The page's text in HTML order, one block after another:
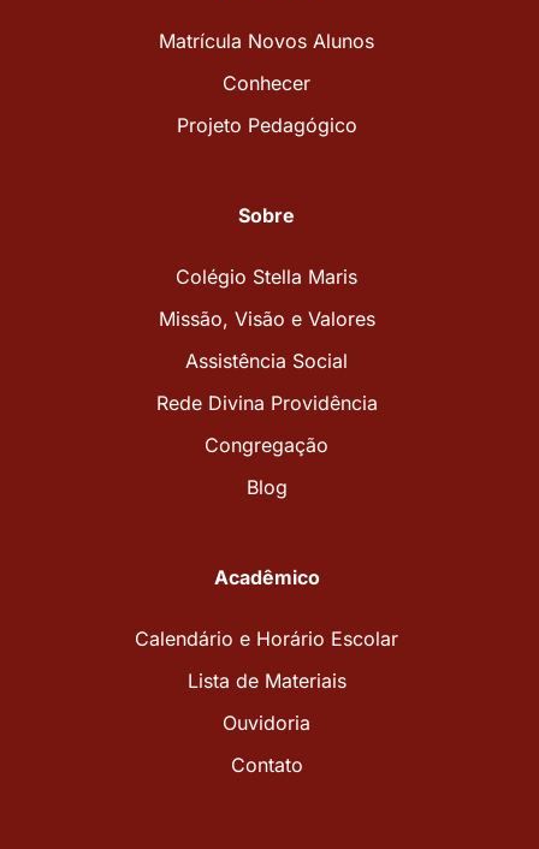
Matrícula Novos Alunos
Conhecer
Projeto Pedagógico
Sobre
Colégio Stella Maris
Missão, Visão e Valores
Assistência Social
Rede Divina Providência
Congregação
Blog
Acadêmico
Calendário e Horário Escolar
Lista de Materiais
Ouvidoria
Contato